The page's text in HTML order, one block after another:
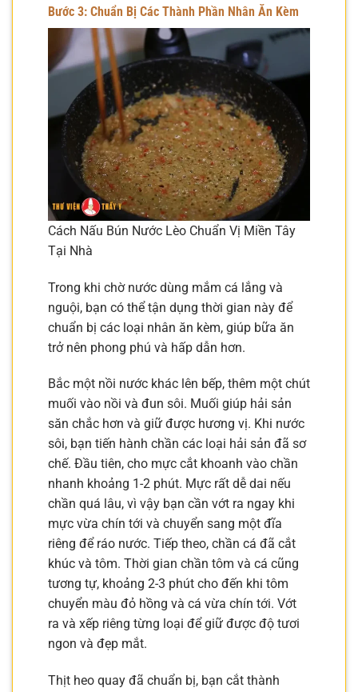
Bước 3: Chuẩn Bị Các Thành Phần Nhân Ăn Kèm
Cách Nấu Bún Nước Lèo Chuẩn Vị Miền Tây
Tại Nhà
Trong khi chờ nước dùng mắm cá lắng và
nguội, bạn có thể tận dụng thời gian này để
chuẩn bị các loại nhân ăn kèm, giúp bữa ăn
trở nên phong phú và hấp dẫn hơn.
Bắc một nồi nước khác lên bếp, thêm một chút
muối vào nồi và đun sôi. Muối giúp hải sản
săn chắc hơn và giữ được hương vị. Khi nước
sôi, bạn tiến hành chần các loại hải sản đã sơ
chế. Đầu tiên, cho mực cắt khoanh vào chần
nhanh khoảng 1-2 phút. Mực rất dễ dai nếu
chần quá lâu, vì vậy bạn cần vớt ra ngay khi
mực vừa chín tới và chuyển sang một đĩa
riêng để ráo nước. Tiếp theo, chần cá đã cắt
khúc và tôm. Thời gian chần tôm và cá cũng
tương tự, khoảng 2-3 phút cho đến khi tôm
chuyển màu đỏ hồng và cá vừa chín tới. Vớt
ra và xếp riêng từng loại để giữ được độ tươi
ngon và đẹp mắt.
Thịt heo quay đã chuẩn bị, bạn cắt thành